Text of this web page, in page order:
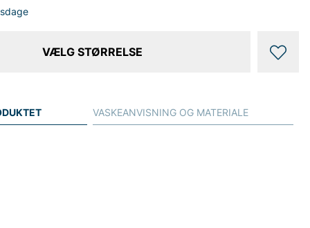
VÆLG STØRRELSE
VASKEANVISNING OG MATERIALE